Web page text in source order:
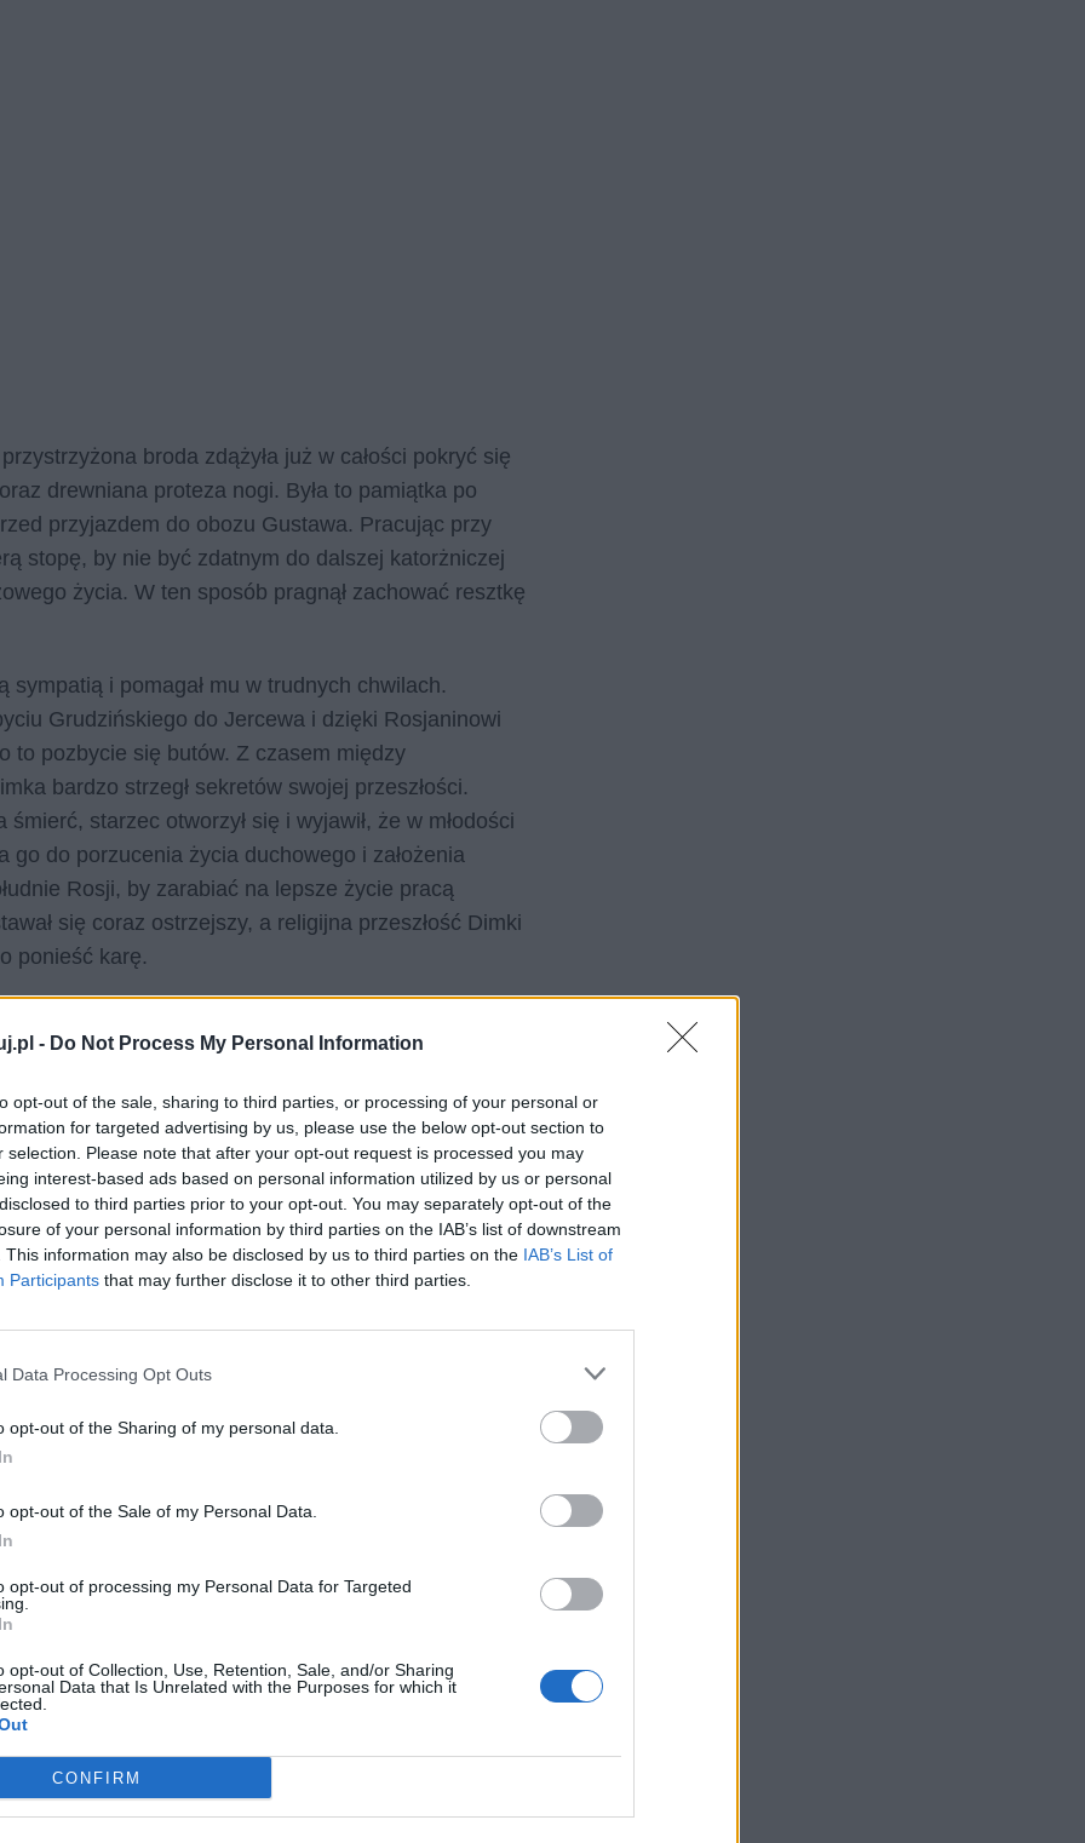
- Do Not Process My Personal Information
opt-out of the sale, sharing to third parties, or processing of your personal or
for targeted advertising by us, please use the below opt-out section to
selection. Please note that after your opt-out request is processed you may
interest-based ads based on personal information utilized by us or personal
to third parties prior to your opt-out. You may separately opt-out of the
of your personal information by third parties on the IAB’s list of downstream
This information may also be disclosed by us to third parties on the IAB’s List of
Participants that may further disclose it to other third parties.
Data Processing Opt Outs
opt-out of the Sharing of my personal data.
opt-out of the Sale of my Personal Data.
opt-out of processing my Personal Data for Targeted
opt-out of Collection, Use, Retention, Sale, and/or Sharing
Data that Is Unrelated with the Purposes for which it
CONFIRM
broda zdążyła już w całości pokryć się
drewniana proteza nogi. Była to pamiątka po
przyjazdem do obozu Gustawa. Pracując przy
stopę, by nie być zdatnym do dalszej katorżniczej
życia. W ten sposób pragnął zachować resztkę
sympatią i pomagał mu w trudnych chwilach.
Grudzińskiego do Jercewa i dzięki Rosjaninowi
to pozbycie się butów. Z czasem między
bardzo strzegł sekretów swojej przeszłości.
starzec otworzył się i wyjawił, że w młodości
go do porzucenia życia duchowego i założenia
Rosji, by zarabiać na lepsze życie pracą
się coraz ostrzejszy, a religijna przeszłość Dimki
ponieść karę.
ponieważ obóz dopiero wówczas powstawał,
popowi wiarę w Boga i uczynił go człowiekiem
nadal litował się nad cierpiącymi oraz dostrzegał
człowieczeństwa więźniowie mieli jeszcze
obóz, Dimka pożegnał go w swojej
pogrzeb.
czytelnikowi, jak brutalna była rzeczywistość
się rewolucji bolszewickiej. Winą
nawet przeszłość dotycząca – jak się wydawało –
pozbawić człowieka wszelkich ludzkich